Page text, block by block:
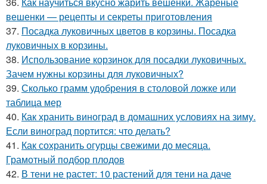
вешенки — рецепты и секреты приготовления
37. Посадка луковичных цветов в корзины. Посадка
луковичных в корзины.
38. Использование корзинок для посадки луковичных.
Зачем нужны корзины для луковичных?
39. Сколько грамм удобрения в столовой ложке или
таблица мер
40. Как хранить виноград в домашних условиях на зиму.
Если виноград портится: что делать?
41. Как сохранить огурцы свежими до месяца.
Грамотный подбор плодов
42. В тени не растет: 10 растений для тени на даче